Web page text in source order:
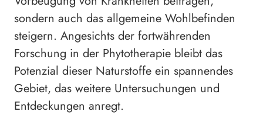
sondern auch das allgemeine Wohlbefinden
steigern. Angesichts der fortwährenden
Forschung in der Phytotherapie bleibt das
Potenzial dieser Naturstoffe ein spannendes
Gebiet, das weitere Untersuchungen und
Entdeckungen anregt.